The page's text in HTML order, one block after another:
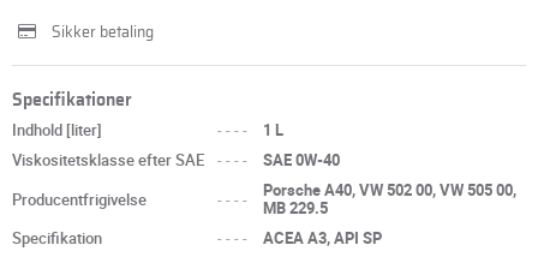
Sikker betaling
Specifikationer
Indhold [liter] ----
1 L
Viskositetsklasse efter SAE
----
SAE 0W-40
Producentfrigivelse
----
Porsche A40, VW 502 00, VW 505 00,
MB 229.5
Specifikation
---- ACEA A3, API SP